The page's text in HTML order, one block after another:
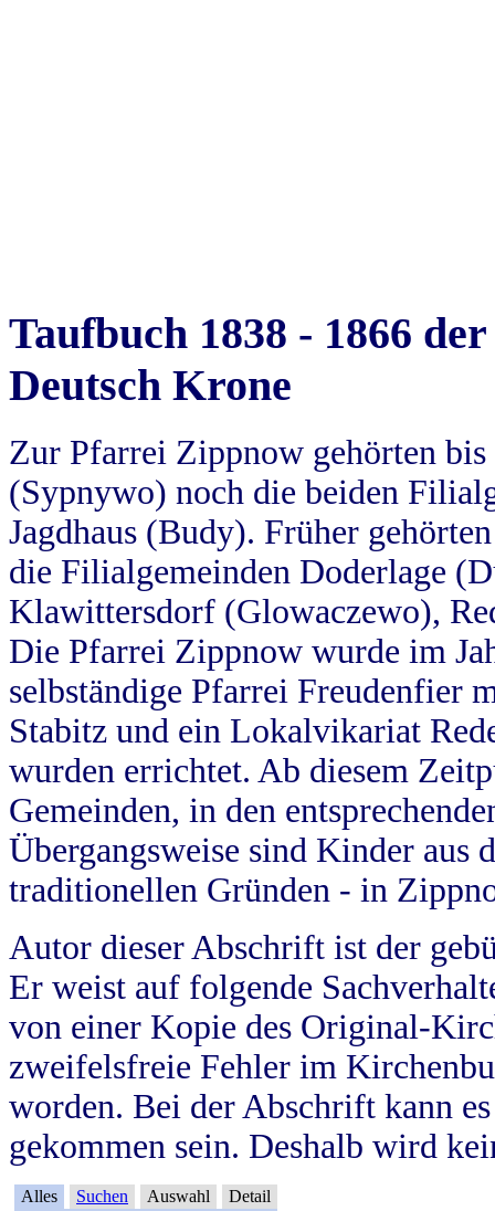
Taufbuch 1838 - 1866
Deutsch Krone
Zur Pfarrei Zippnow gehörten
(Sypnywo) noch die beiden
Jagdhaus (Budy). Früher
die Filialgemeinden Doderlage
Klawittersdorf (Glowaczewo),
Die Pfarrei Zippnow wurde im
selbständige Pfarrei Freudenfier
Stabitz und ein Lokalvikariat
wurden errichtet. Ab diesem
Gemeinden, in den
Übergangsweise sind Kinder aus
traditionellen Gründen - in
Autor dieser Abschrift ist der
Er weist auf folgende
von einer Kopie des Original-
zweifelsfreie Fehler im
worden. Bei der Abschrift kann
gekommen sein. Deshalb wird
Alles Suchen Auswahl Detail